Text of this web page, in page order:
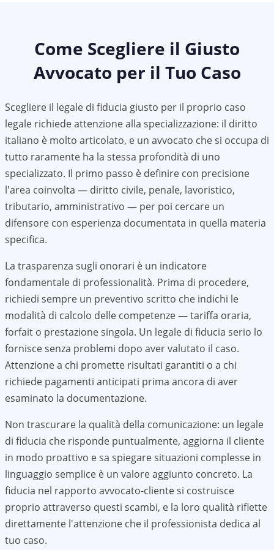
Come Scegliere il Giusto
Avvocato per il Tuo Caso
Scegliere il legale di fiducia giusto per il proprio caso
legale richiede attenzione alla specializzazione: il diritto
italiano è molto articolato, e un avvocato che si occupa di
tutto raramente ha la stessa profondità di uno
specializzato. Il primo passo è definire con precisione
l'area coinvolta — diritto civile, penale, lavoristico,
tributario, amministrativo — per poi cercare un
difensore con esperienza documentata in quella materia
specifica.
La trasparenza sugli onorari è un indicatore
fondamentale di professionalità. Prima di procedere,
richiedi sempre un preventivo scritto che indichi le
modalità di calcolo delle competenze — tariffa oraria,
forfait o prestazione singola. Un legale di fiducia serio lo
fornisce senza problemi dopo aver valutato il caso.
Attenzione a chi promette risultati garantiti o a chi
richiede pagamenti anticipati prima ancora di aver
esaminato la documentazione.
Non trascurare la qualità della comunicazione: un legale
di fiducia che risponde puntualmente, aggiorna il cliente
in modo proattivo e sa spiegare situazioni complesse in
linguaggio semplice è un valore aggiunto concreto. La
fiducia nel rapporto avvocato-cliente si costruisce
proprio attraverso questi scambi, e la loro qualità riflette
direttamente l'attenzione che il professionista dedica al
tuo caso.